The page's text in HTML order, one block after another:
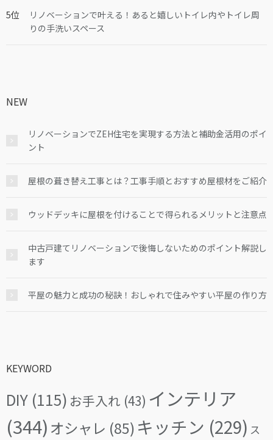
リノベーションで叶える！あると嬉しいトイレ内やトイレ周
りの手洗いスペース
NEW
リノベーションでZEH住宅を実現する方法と補助金活用のポイ
ント
屋根の葺き替え工事とは？工事手順とおすすめ屋根材をご紹介
ウッドデッキに屋根を付けることで得られるメリットと注意点
中古戸建てリノベーションで後悔しないためのポイント解説し
ます
平屋の魅力と成功の秘訣！おしゃれで住みやすい平屋の作り方
KEYWORD
DIY (115) お手入れ (43) インテリア
(344) オシャレ (85) キッチン (229) ス